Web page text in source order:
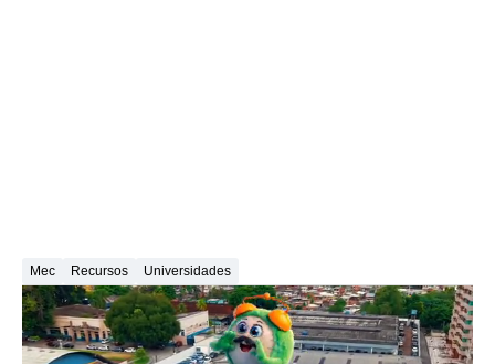
Mec Recursos Universidades